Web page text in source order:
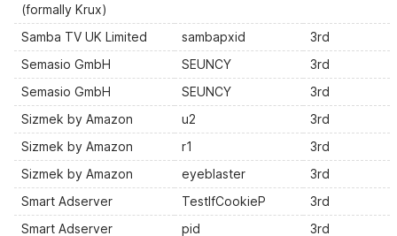
(formally Krux)
Samba TV UK Limited sambapxid
3rd
Semasio GmbH
SEUNCY
3rd
Semasio GmbH
SEUNCY
3rd
Sizmek by Amazon
u2
3rd
Sizmek by Amazon
r1
3rd
Sizmek by Amazon
eyeblaster
3rd
Smart Adserver
TestIfCookieP
3rd
Smart Adserver
pid
3rd